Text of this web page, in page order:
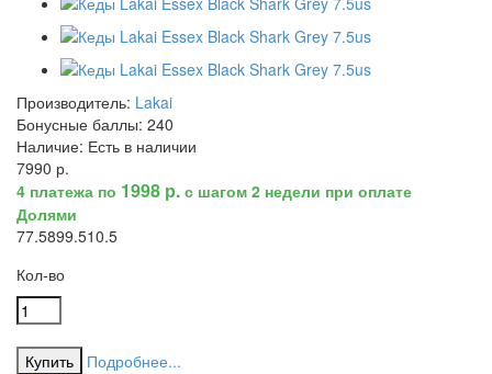
Производитель: Lakai
Бонусные баллы: 240
Наличие: Есть в наличии
7990 р.
4 платежа по 1998 р. с шагом 2 недели при оплате
Долями
77.5899.510.5
Кол-во
Подробнее...